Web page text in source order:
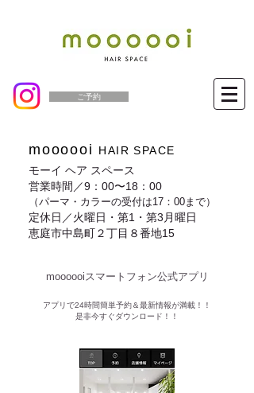
ご予約
moooooi
HAIR SPACE
モーイ ヘア スペース
営業時間／9：00〜18：00
（パーマ・カラーの受付は17：00まで）
定休日／火曜日・第1・第3月曜日
恵庭市中島町２丁目８番地15
moooooiスマートフォン公式アプリ​
​アプリで24時間簡単予約＆最新情報が満載！！
是非今すぐダウンロード！！